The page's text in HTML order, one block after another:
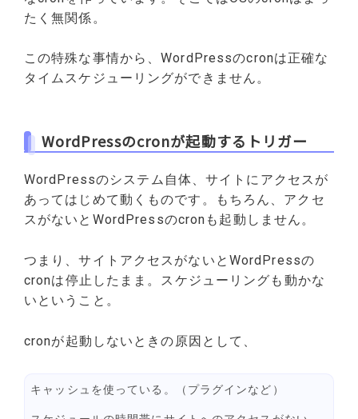
たく無関係。
この特殊な事情から、WordPressのcronは正確な
タイムスケジューリングができません。
WordPressのcronが起動するトリガー
WordPressのシステム自体、サイトにアクセスが
あってはじめて動くものです。もちろん、アクセ
スがないとWordPressのcronも起動しません。
つまり、サイトアクセスがないとWordPressの
cronは停止したまま。スケジューリングも動かな
いということ。
cronが起動しないときの原因として、
キャッシュを使っている。（プラグインなど）